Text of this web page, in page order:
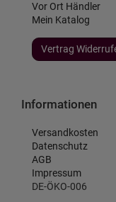
Vor Ort Händler
Mein Katalog
Vertrag
Informationen
Versandkosten
Datenschutz
AGB
Impressum
DE-ÖKO-006